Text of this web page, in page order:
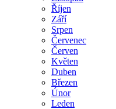
Říjen
Září
Srpen
Červenec
Červen
Květen
Duben
Březen
Únor
Leden